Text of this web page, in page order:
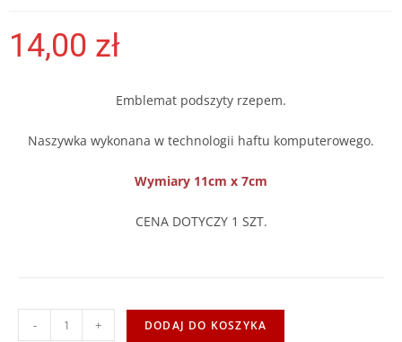
14,00 zł
Emblemat podszyty rzepem.
Naszywka wykonana w technologii haftu komputerowego.
Wymiary 11cm x 7cm
CENA DOTYCZY 1 SZT.
- + DODAJ DO KOSZYKA